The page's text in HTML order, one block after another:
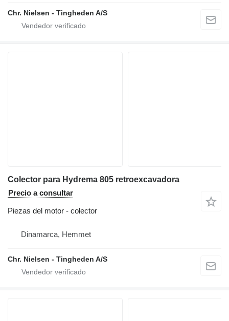
Chr. Nielsen - Tingheden A/S
Colector para Hydrema 805 retroexcavadora
Precio a consultar
Piezas del motor - colector
Dinamarca, Hemmet
Chr. Nielsen - Tingheden A/S